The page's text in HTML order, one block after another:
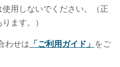
用しないでください。（正
ます。）
わせは 「ご利用ガイド」 をご